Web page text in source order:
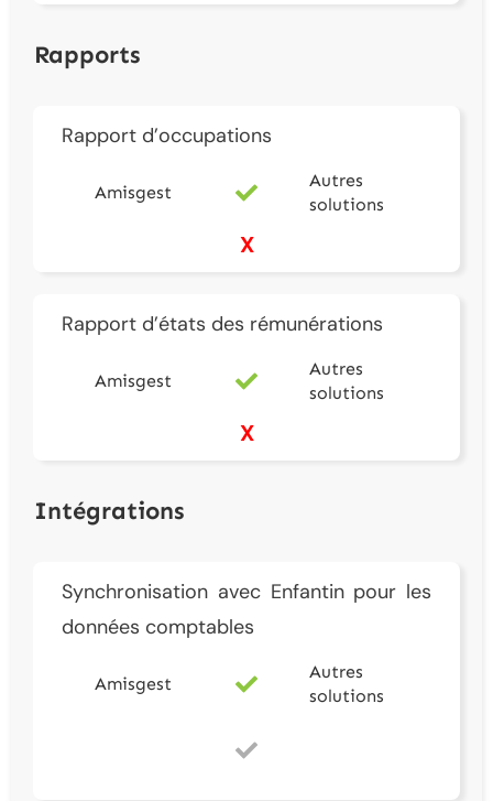
Rapports
Rapport d’occupations
Amisgest
Autres
solutions
X
Rapport d’états des rémunérations
Amisgest
Autres
solutions
X
Intégrations
Synchronisation avec Enfantin pour les
données comptables
Amisgest
Autres
solutions